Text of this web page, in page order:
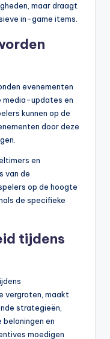
maar draagt
in-game items.
evenementen
media-updates en
kunnen op de
door deze
en
van de
op de hoogte
de specifieke
tijdens
vergroten, maakt
strategieën,
en
moedigen